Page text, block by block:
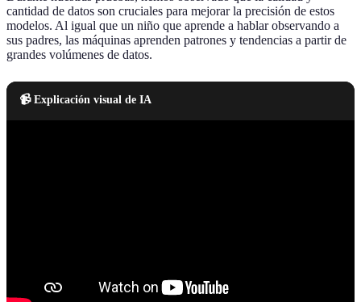
cantidad de datos son cruciales para mejorar la precisión de estos
modelos. Al igual que un niño que aprende a hablar observando a
sus padres, las máquinas aprenden patrones y tendencias a partir de
grandes volúmenes de datos.
📹 Explicación visual de IA